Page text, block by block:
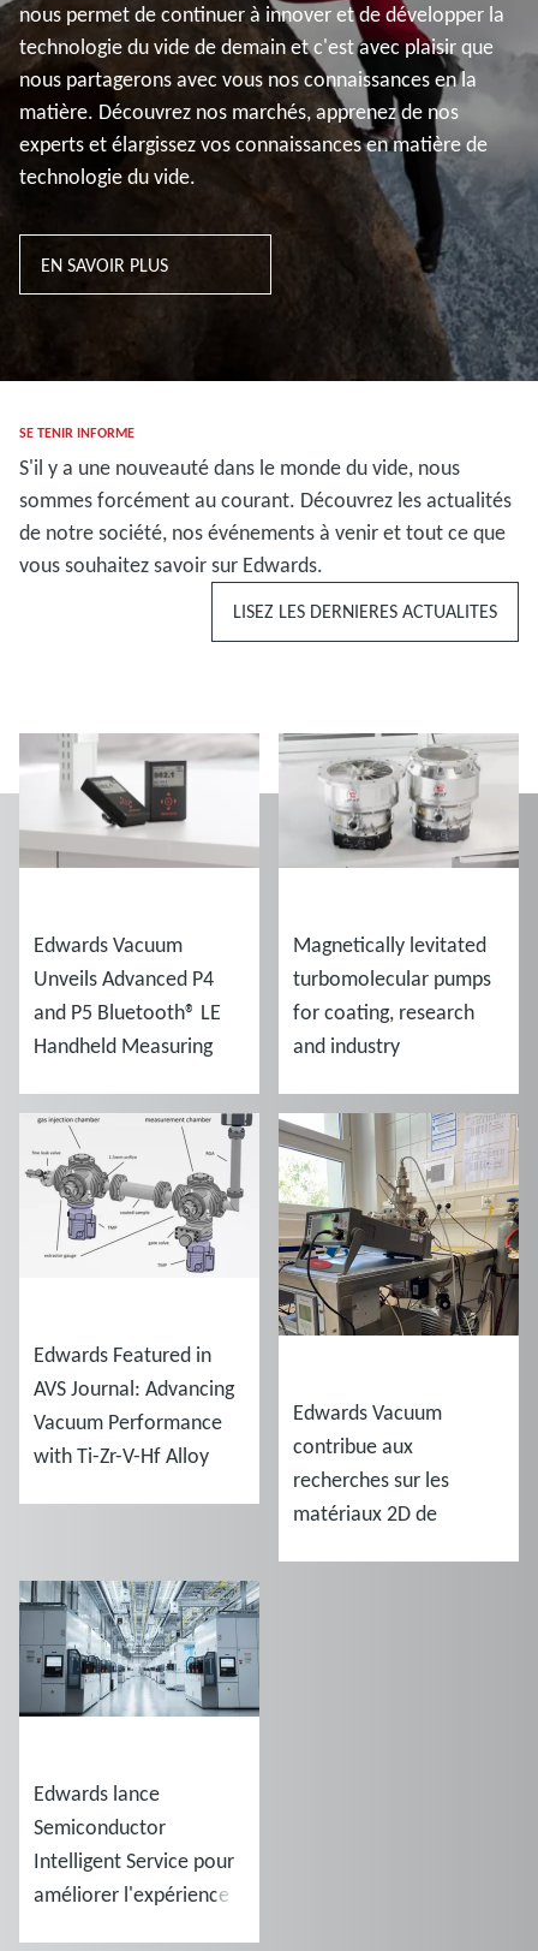
nous permet de continuer à innover et de développer la
technologie du vide de demain et c'est avec plaisir que
nous partagerons avec vous nos connaissances en la
matière. Découvrez nos marchés, apprenez de nos
experts et élargissez vos connaissances en matière de
technologie du vide.
EN SAVOIR PLUS
SE TENIR INFORME
S'il y a une nouveauté dans le monde du vide, nous
sommes forcément au courant. Découvrez les actualités
de notre société, nos événements à venir et tout ce que
vous souhaitez savoir sur Edwards.
LISEZ LES DERNIERES ACTUALITES
Edwards Vacuum
Unveils Advanced P4
and P5 Bluetooth® LE
Handheld Measuring
Magnetically levitated
turbomolecular pumps
for coating, research
and industry
Edwards Featured in
AVS Journal: Advancing
Vacuum Performance
with Ti-Zr-V-Hf Alloy
Edwards Vacuum
contribue aux
recherches sur les
matériaux 2D de
Edwards lance
Semiconductor
Intelligent Service pour
améliorer l'expérience